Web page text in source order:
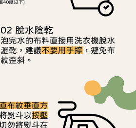
時，將依據個別帳號之用戶狀況，依本公司即
若仍有額度不足之情形，本公司將視審查結果
使用他人資訊註冊。若發現惡意使用之情形，
停止該用戶之使用額度並採取法律行動。